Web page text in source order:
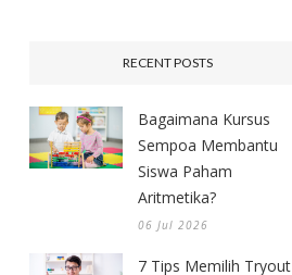
RECENT POSTS
Bagaimana Kursus
Sempoa Membantu
Siswa Paham
Aritmetika?
06 Jul 2026
7 Tips Memilih Tryout